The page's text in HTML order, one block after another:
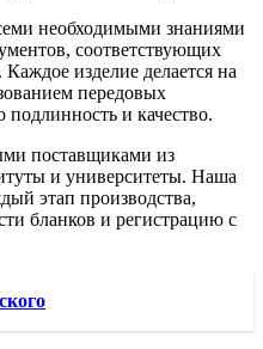
необходимыми знаниями
соответствующих
изделие делается на
передовых
подлинность и качество.
поставщиками из
и университеты. Наша
этап производства,
бланков и регистрацию с